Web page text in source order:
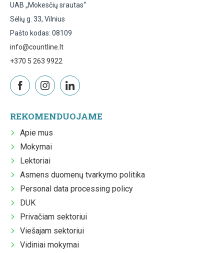
UAB „Mokesčių srautas“
Sėlių g. 33, Vilnius
Pašto kodas: 08109
info@countline.lt
+370 5 263 9922
REKOMENDUOJAME
Apie mus
Mokymai
Lektoriai
Asmens duomenų tvarkymo politika
Personal data processing policy
DUK
Privačiam sektoriui
Viešajam sektoriui
Vidiniai mokymai